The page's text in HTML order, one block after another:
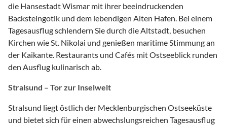
die Hansestadt Wismar mit ihrer beeindruckenden
Backsteingotik und dem lebendigen Alten Hafen. Bei einem
Tagesausflug schlendern Sie durch die Altstadt, besuchen
Kirchen wie St. Nikolai und genießen maritime Stimmung an
der Kaikante. Restaurants und Cafés mit Ostseeblick runden
den Ausflug kulinarisch ab.
Stralsund – Tor zur Inselwelt
Stralsund liegt östlich der Mecklenburgischen Ostseeküste
und bietet sich für einen abwechslungsreichen Tagesausflug